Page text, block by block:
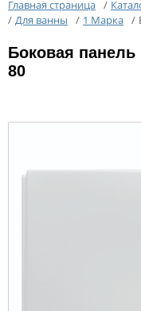
Главная страница /
/ Для ванны / 1 Марка /
Боковая панель
80